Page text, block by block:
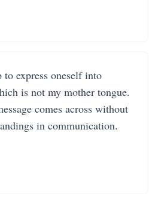
express oneself into
is not my mother tongue.
comes across without
in communication.